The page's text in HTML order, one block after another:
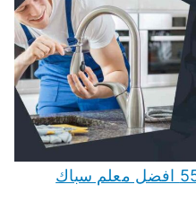
فني صحي القصور 55850065 افضل معلم سباك